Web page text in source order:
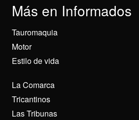
Más en Informados
Tauromaquia
Motor
Estilo de vida
La Comarca
Tricantinos
Las Tribunas